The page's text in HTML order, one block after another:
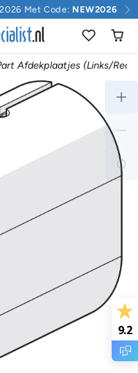
Met Code: NEW2026
Afdekplaatjes (Links/
9.2